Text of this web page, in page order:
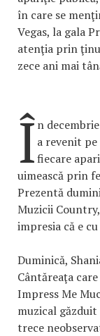
în care se
Vegas, la gala
atenţia prin
zece ani mai
În
a revenit pe
fiecare
uimească prin
Prezentă
Muzicii
impresia că e
Duminică,
Cântăreaţa
Impress Me
muzical găzduit
trece